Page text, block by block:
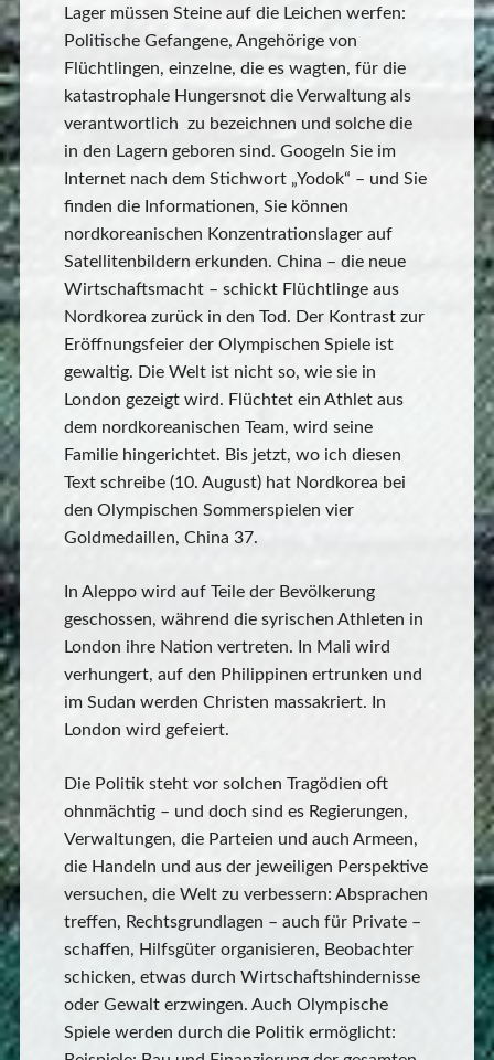
Lager müssen Steine auf die Leichen werfen:
Politische Gefangene, Angehörige von
Flüchtlingen, einzelne, die es wagten, für die
katastrophale Hungersnot die Verwaltung als
verantwortlich zu bezeichnen und solche die
in den Lagern geboren sind. Googeln Sie im
Internet nach dem Stichwort „Yodok“ – und Sie
finden die Informationen, Sie können
nordkoreanischen Konzentrationslager auf
Satellitenbildern erkunden. China – die neue
Wirtschaftsmacht – schickt Flüchtlinge aus
Nordkorea zurück in den Tod. Der Kontrast zur
Eröffnungsfeier der Olympischen Spiele ist
gewaltig. Die Welt ist nicht so, wie sie in
London gezeigt wird. Flüchtet ein Athlet aus
dem nordkoreanischen Team, wird seine
Familie hingerichtet. Bis jetzt, wo ich diesen
Text schreibe (10. August) hat Nordkorea bei
den Olympischen Sommerspielen vier
Goldmedaillen, China 37.
In Aleppo wird auf Teile der Bevölkerung
geschossen, während die syrischen Athleten in
London ihre Nation vertreten. In Mali wird
verhungert, auf den Philippinen ertrunken und
im Sudan werden Christen massakriert. In
London wird gefeiert.
Die Politik steht vor solchen Tragödien oft
ohnmächtig – und doch sind es Regierungen,
Verwaltungen, die Parteien und auch Armeen,
die Handeln und aus der jeweiligen Perspektive
versuchen, die Welt zu verbessern: Absprachen
treffen, Rechtsgrundlagen – auch für Private –
schaffen, Hilfsgüter organisieren, Beobachter
schicken, etwas durch Wirtschaftshindernisse
oder Gewalt erzwingen. Auch Olympische
Spiele werden durch die Politik ermöglicht: